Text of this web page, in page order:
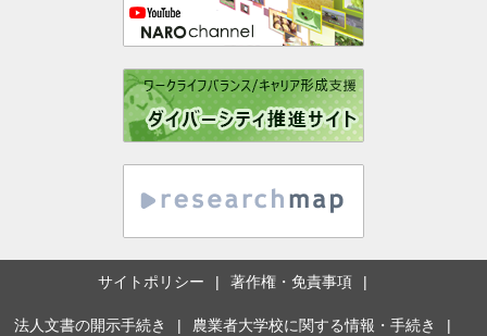
サイトポリシー 著作権・免責事項
法人文書の開示手続き 農業者大学校に関する情報・手続き